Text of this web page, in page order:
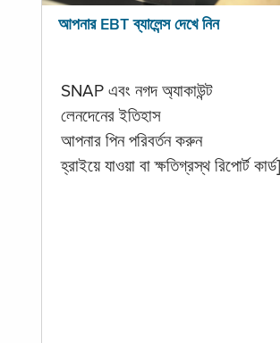
আপনার EBT ব্যালেন্স দেখে নিন
SNAP এবং নগদ অ্যাকাউন্ট
লেনদেনের ইতিহাস
আপনার পিন পরিবর্তন করুন
হ্রাইয়ে যাওয়া বা ক্ষতিগ্রস্থ রিপোর্ট কার্ড]